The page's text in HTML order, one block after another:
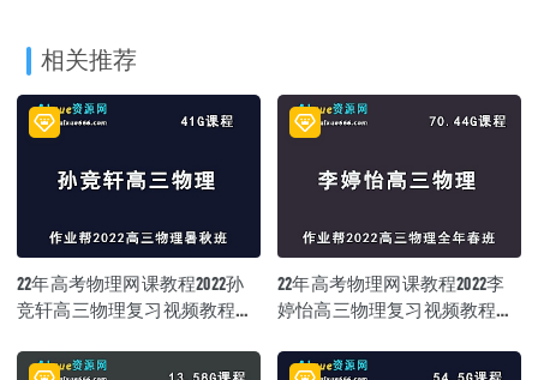
相关推荐
22年高考物理网课教程2022孙
竞轩高三物理复习视频教程
22年高考物理网课教程2022李
婷怡高三物理复习视频教程
假+春季）